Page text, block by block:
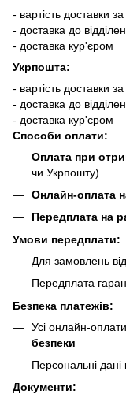
- вартість доставки
- доставка до
- доставка кур'єром
Укрпошта:
- вартість доставки
- доставка до
- доставка кур'єром
Способи оплати:
Оплата при
чи Укрпошту)
Онлайн-оплата
Передплата на
Умови передплати:
Для замовлень від
Передплата
Безпека платежів:
Усі онлайн-
безпеки
Персональні дані
Документи: